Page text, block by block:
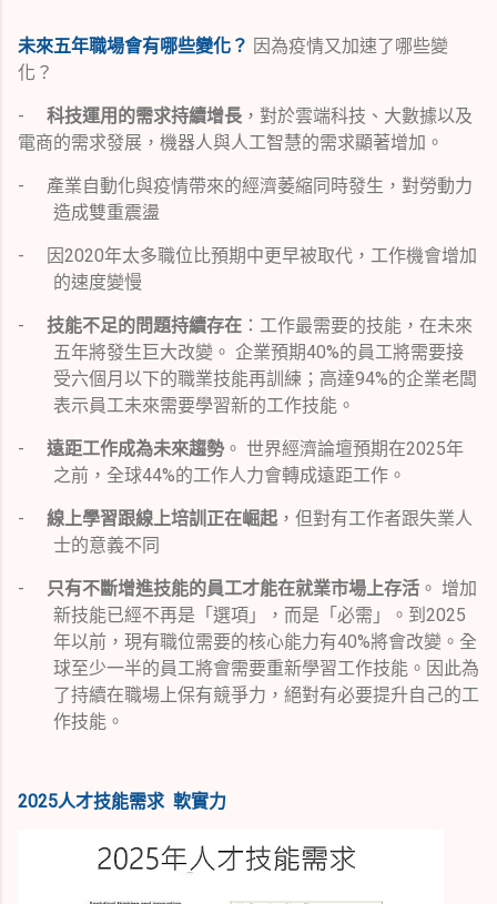
未來五年職場會有哪些變化？ 因為疫情又加速了哪些變
化？
- 科技運用的需求持續增長 ，對於雲端科技、大數據以及
電商的需求發展，機器人與人工智慧的需求顯著增加。
-
產業自動化與疫情帶來的經濟萎縮同時發生，對勞動力
造成雙重震盪
- 因2020年太多職位比預期中更早被取代，工作機會增加
的速度變慢
- 技能不足的問題持續存在 ：工作最需要的技能，在未來
五年將發生巨大改變。 企業預期40%的員工將需要接
受六個月以下的職業技能再訓練；高達94%的企業老闆
表示員工未來需要學習新的工作技能。
- 遠距工作成為未來趨勢。 世界經濟論壇預期在2025年
之前，全球44%的工作人力會轉成遠距工作。
- 線上學習跟線上培訓正在崛起 ，但對有工作者跟失業人
士的意義不同
- 只有不斷增進技能的員工才能在就業市場上存活 。 增加
新技能已經不再是「選項」，而是「必需」。到 2025
年以前，現有職位需要的核心能力有40%將會改變。全
球至少一半的員工將會需要重新學習工作技能。因此為
了持續在職場上保有競爭力，絕對有必要提升自己的工
作技能。
2025人才技能需求 軟實力